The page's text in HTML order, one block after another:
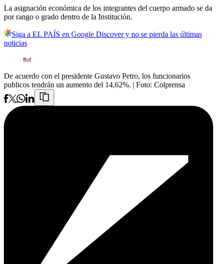
La asignación económica de los integrantes del cuerpo armado se da
por rango o grado dentro de la Institución.
Siga a EL PAÍS en Google Discover y no se pierda las últimas
noticias
De acuerdo con el presidente Gustavo Petro, los funcionarios
publicos tendrán un aumento del 14,62%. | Foto: Colprensa